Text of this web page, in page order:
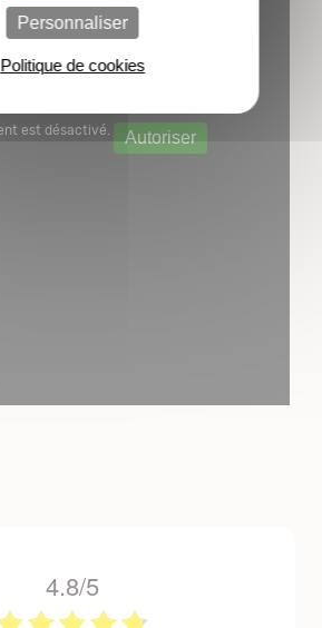
est désactivé. Autoriser
4.8/5
Personnaliser
Politique de cookies